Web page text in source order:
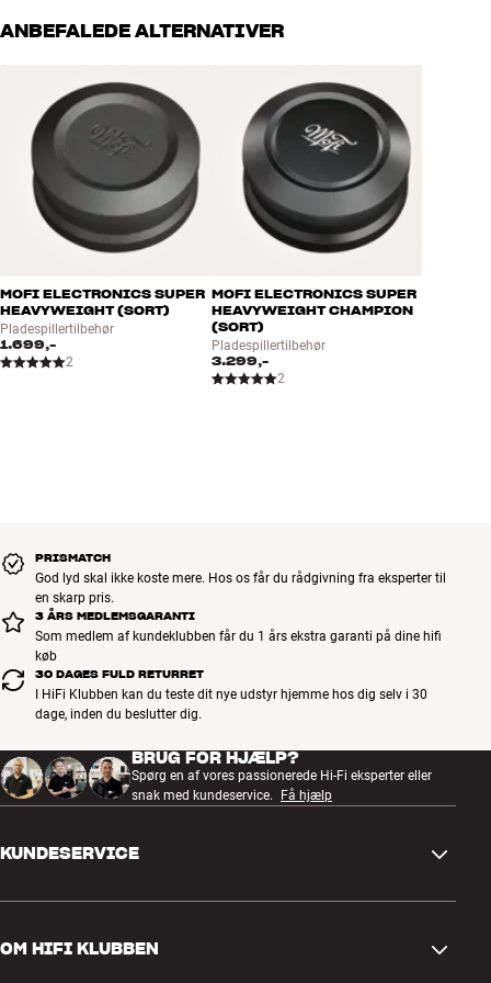
ANBEFALEDE ALTERNATIVER
MOFI ELECTRONICS SUPER
HEAVYWEIGHT (SORT)
Pladespillertilbehør
1.699,-
2
MOFI ELECTRONICS SUPER
HEAVYWEIGHT CHAMPION
(SORT)
Pladespillertilbehør
3.299,-
2
PRISMATCH
God lyd skal ikke koste mere. Hos os får du rådgivning fra eksperter til
en skarp pris.
3 ÅRS MEDLEMSGARANTI
Som medlem af kundeklubben får du 1 års ekstra garanti på dine hifi
køb
30 DAGES FULD RETURRET
I HiFi Klubben kan du teste dit nye udstyr hjemme hos dig selv i 30
dage, inden du beslutter dig.
BRUG FOR HJÆLP?
Spørg en af vores passionerede Hi-Fi eksperter eller
snak med kundeservice.
Få hjælp
KUNDESERVICE
OM HIFI KLUBBEN